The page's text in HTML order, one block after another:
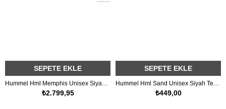
SEPETE EKLE
Hummel Hml Memphis Unisex Siyah Spor Ayakkabı
₺2.799,95
SEPETE EKLE
Hummel Hml Sand Unisex Siyah Terlik
₺449,00